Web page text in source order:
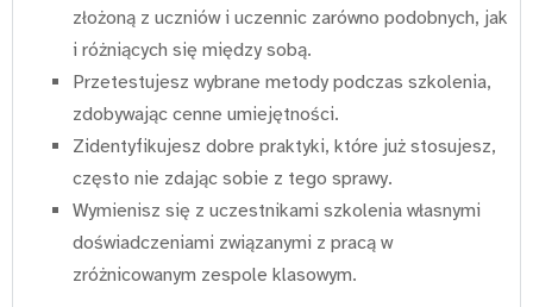
złożoną z uczniów i uczennic zarówno podobnych, jak
i różniących się między sobą.
Przetestujesz wybrane metody podczas szkolenia,
zdobywając cenne umiejętności.
Zidentyfikujesz dobre praktyki, które już stosujesz,
często nie zdając sobie z tego sprawy.
Wymienisz się z uczestnikami szkolenia własnymi
doświadczeniami związanymi z pracą w
zróżnicowanym zespole klasowym.